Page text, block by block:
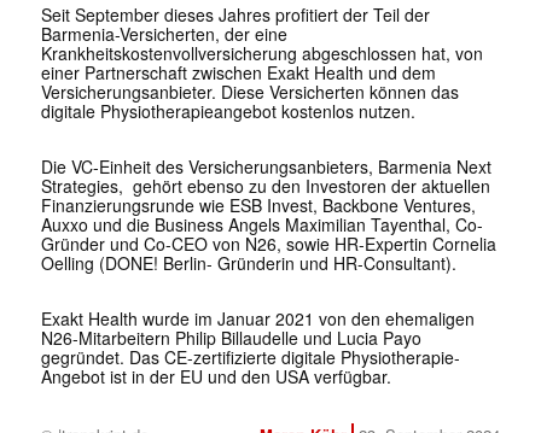
Seit September dieses Jahres profitiert der Teil der
Barmenia-Versicherten, der eine
Krankheitskostenvollversicherung abgeschlossen hat, von
einer Partnerschaft zwischen Exakt Health und dem
Versicherungsanbieter. Diese Versicherten können das
digitale Physiotherapieangebot kostenlos nutzen.
Die VC-Einheit des Versicherungsanbieters, Barmenia Next
Strategies, gehört ebenso zu den Investoren der aktuellen
Finanzierungsrunde wie ESB Invest, Backbone Ventures,
Auxxo und die Business Angels Maximilian Tayenthal, Co-
Gründer und Co-CEO von N26, sowie HR-Expertin Cornelia
Oelling (DONE! Berlin- Gründerin und HR-Consultant).
Exakt Health wurde im Januar 2021 von den ehemaligen
N26-Mitarbeitern Philip Billaudelle und Lucia Payo
gegründet. Das CE-zertifizierte digitale Physiotherapie-
Angebot ist in der EU und den USA verfügbar.